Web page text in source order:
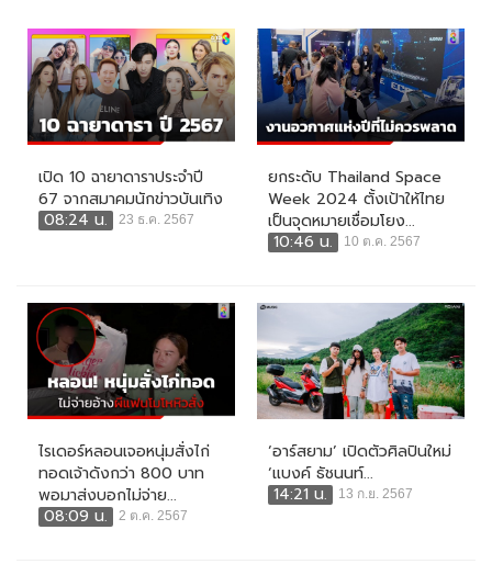
เปิด 10 ฉายาดาราประจำปี
67 จากสมาคมนักข่าวบันเทิง
08:24 น.
23 ธ.ค. 2567
ยกระดับ Thailand Space
Week 2024 ตั้งเป้าให้ไทย
เป็นจุดหมายเชื่อมโยง...
10:46 น.
10 ต.ค. 2567
ไรเดอร์หลอนเจอหนุ่มสั่งไก่
ทอดเจ้าดังกว่า 800 บาท
พอมาส่งบอกไม่จ่าย...
08:09 น.
2 ต.ค. 2567
‘อาร์สยาม’ เปิดตัวศิลปินใหม่
‘แบงค์ ธัชนนท์...
14:21 น.
13 ก.ย. 2567